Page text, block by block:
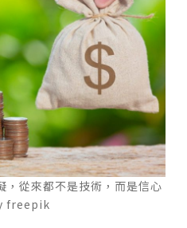
，從來都不是技術，而是信心
freepik